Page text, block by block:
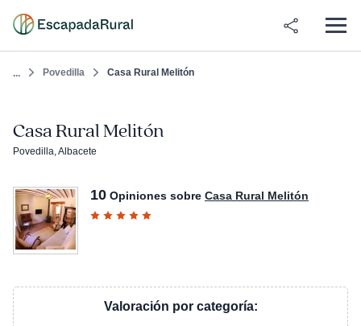
... Povedilla Casa Rural Melitón
Casa Rural Melitón
Povedilla, Albacete
10 Opiniones sobre Casa Rural Melitón
Valoración por categoría: